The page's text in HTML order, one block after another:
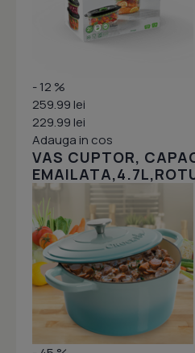
- 12 %
259.99 lei
229.99 lei
Adauga in cos
VAS CUPTOR,